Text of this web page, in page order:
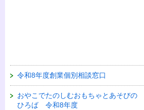
令和8年度創業個別相談窓口
おやこでたのしむおもちゃとあそびの
ひろば 令和8年度